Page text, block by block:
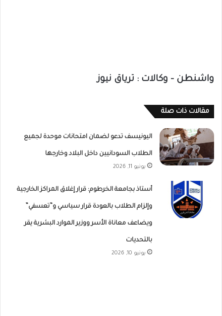
واشنطن – وكالات : ترياق نيوز
مقالات ذات صلة
اليونيسف تدعو لضمان امتحانات موحدة لجميع
الطلاب السودانيين داخل البلاد وخارجها
يونيو 11, 2026
أستاذ بجامعة الخرطوم: قرار إغلاق المراكز الخارجية
وإلزام الطلاب بالعودة قرار سياسي و”تعسفي”
ويضاعف معاناة الأسر ووزير الموارد البشرية يقر
بالتحديات
يونيو 10, 2026